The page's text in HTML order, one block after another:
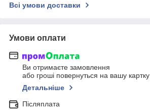
Всі умови доставки
Умови оплати
Ви отримаєте замовлення
або гроші повернуться на вашу картку
Детальніше
Післяплата